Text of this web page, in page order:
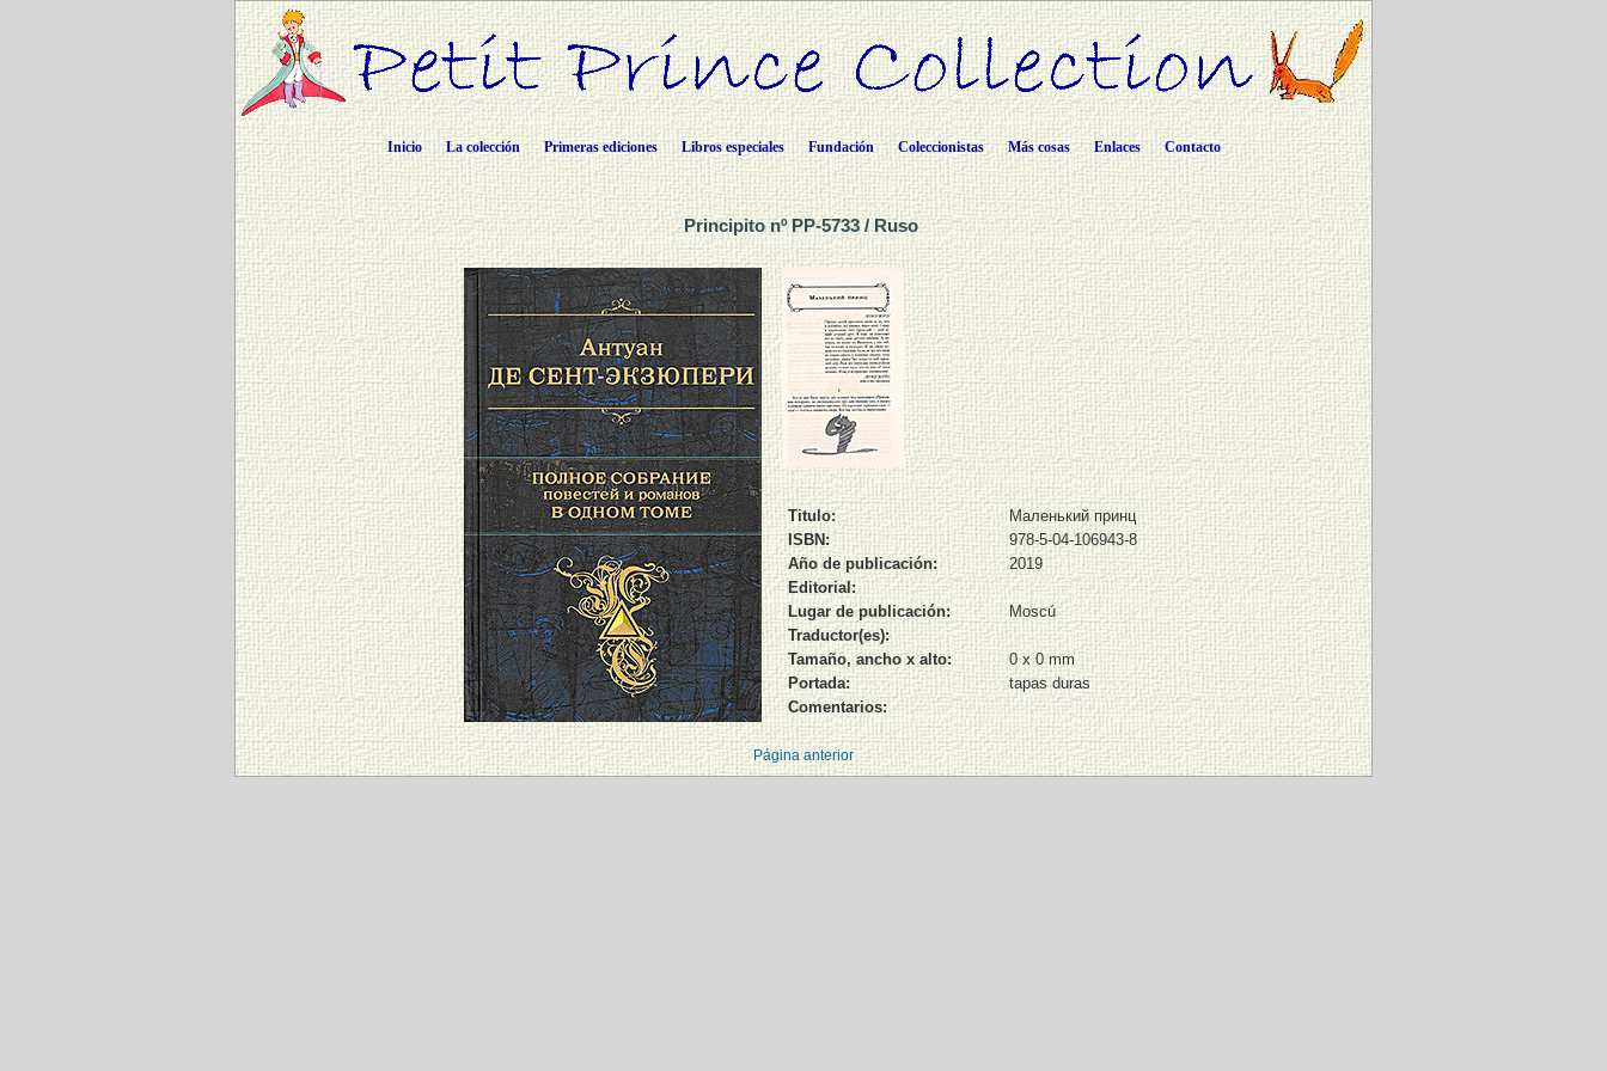
Inicio La colección Primeras ediciones Libros especiales Fundación Coleccionistas Más cosas Enlaces Contacto
Principito nº PP-5733 / Ruso
Titulo:
Маленький принц
ISBN:
978-5-04-106943-8
Año de publicación:
2019
Editorial:
Lugar de publicación:
Moscú
Traductor(es):
Tamaño, ancho x alto:
0 x 0 mm
Portada:
tapas duras
Comentarios:
Página anterior